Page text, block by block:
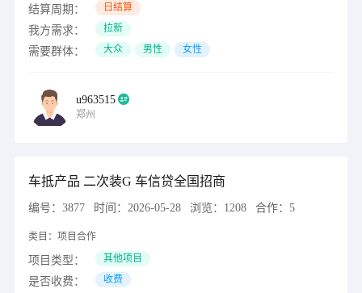
结算周期： 日结算
我方需求： 拉新
需要群体： 大众 男性 女性
u963515
郑州
车抵产品 二次装G 车信贷全国招商
编号： 3877 时间： 2026-05-28 浏览： 1208 合作： 5
类目： 项目合作
项目类型： 其他项目
是否收费： 收费